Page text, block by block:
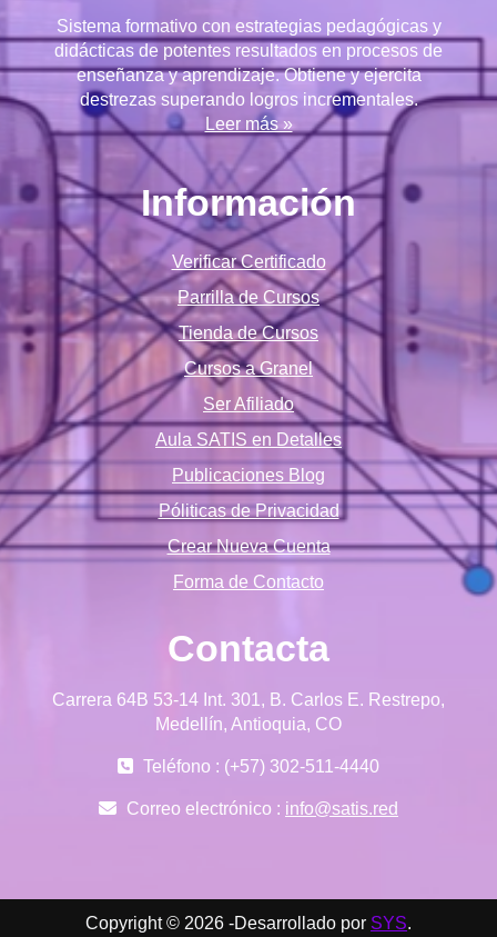
Sistema formativo con estrategias pedagógicas y
didácticas de potentes resultados en procesos de
enseñanza y aprendizaje. Obtiene y ejercita
destrezas superando logros incrementales.
Leer más »
Información
Verificar Certificado
Parrilla de Cursos
Tienda de Cursos
Cursos a Granel
Ser Afiliado
Aula SATIS en Detalles
Publicaciones Blog
Póliticas de Privacidad
Crear Nueva Cuenta
Forma de Contacto
Contacta
Carrera 64B 53-14 Int. 301, B. Carlos E. Restrepo,
Medellín, Antioquia, CO
Teléfono : (+57) 302-511-4440
Correo electrónico : info@satis.red
Copyright © 2026 -Desarrollado por SYS.